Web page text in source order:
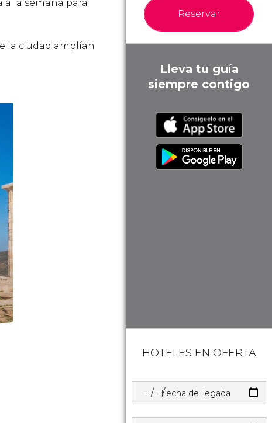
la semana para
la ciudad amplían
Reservar
Lleva tu guía
siempre contigo
HOTELES EN OFERTA
Fecha de llegada